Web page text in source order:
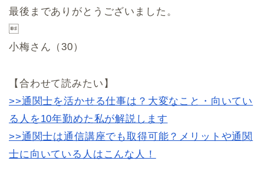
最後までありがとうございました。

小梅さん（30）
【合わせて読みたい】
>>通関士を活かせる仕事は？大変なこと・向いてい
る人を10年勤めた私が解説します
>>通関士は通信講座でも取得可能？メリットや通関
士に向いている人はこんな人！